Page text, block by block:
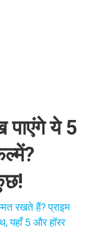
ये 5
रखते हैं? प्राइम
यहाँ 5 और हॉरर